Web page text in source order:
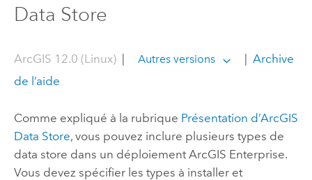
Data Store
ArcGIS 12.0 (Linux)| Autres versions
Archive
de l’aide
Comme expliqué à la rubrique Présentation d’ArcGIS
Data Store, vous pouvez inclure plusieurs types de
data store dans un déploiement ArcGIS Enterprise.
Vous devez spécifier les types à installer et